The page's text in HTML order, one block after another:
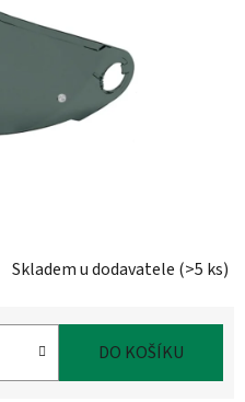
Skladem u dodavatele (>5 ks)
DO KOŠÍKU